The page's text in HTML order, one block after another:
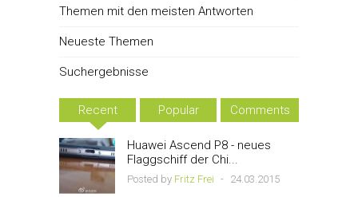
Themen mit den meisten Antworten
Neueste Themen
Suchergebnisse
Recent Popular Comments
Huawei Ascend P8 - neues
Flaggschiff der Chi...
Posted by Fritz Frei - 24.03.2015